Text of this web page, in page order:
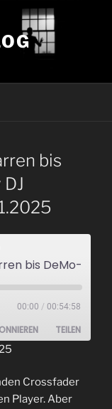
bis
00:00 / 00:54:58
TEILEN
Crossfader
Player. Aber